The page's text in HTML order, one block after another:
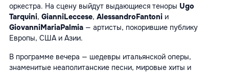
оркестра. На сцену выйдут выдающиеся теноры Ugo
Tarquini, GianniLeccese, AlessandroFantoni
GiovanniMariaPalmia — артисты, покорившие публику
Европы, США и Азии.
В программе вечера — шедевры итальянской оперы,
знаменитые неаполитанские песни, мировые хиты и